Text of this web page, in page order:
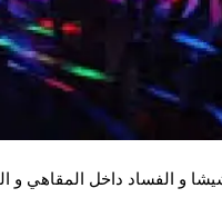
و الفساد داخل المقاهي و